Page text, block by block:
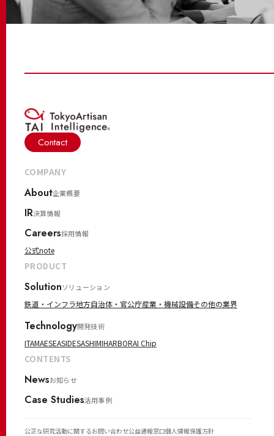
Contact
COMPANY
About企業概要
IR決算情報
Careers採用情報
公式note
PRODUCT
Solutionソリューション
鉄道・インフラ地方自治体・官公庁産業・機械設備その他の業界
Technology開発技術
ITAMAESEASIDESASHIMIHARBORAI Chip
CONTENTS
Newsお知らせ
Case Studies活用事例
公正な研究活動に関するお問い合わせ公益通報窓口個人情報保護方針